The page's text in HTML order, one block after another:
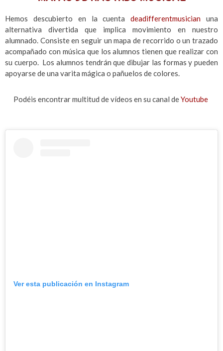
Hemos descubierto en la cuentadeadifferentmusician una
alternativa divertida que implica movimiento en nuestro
alumnado. Consiste en seguir un mapa de recorrido o un trazado
acompañado con música que los alumnos tienen que realizar con
su cuerpo. Los alumnos tendrán que dibujar las formas y pueden
apoyarse de una varita mágica o pañuelos de colores.
Podéis encontrar multitud de vídeos en su canal deYoutube
Ver esta publicación en Instagram